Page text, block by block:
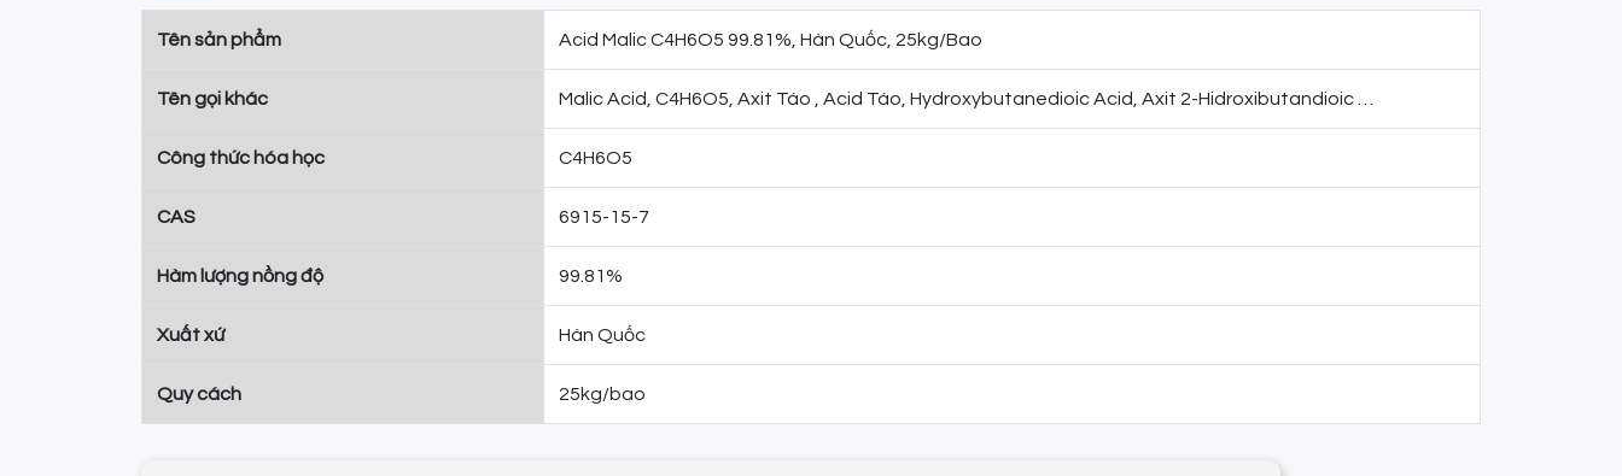
Tên sản phẩm Acid Malic C4H6O5 99.81%, Hàn Quốc, 25kg/Bao
Tên gọi khác Malic Acid, C4H6O5, Axit Táo , Acid Táo, Hydroxybutanedioic Acid, Axit 2-Hidroxibutandioic …
Công thức hóa học C4H6O5
CAS 6915-15-7
Hàm lượng nồng độ 99.81%
Xuất xứ Hàn Quốc
Quy cách 25kg/bao